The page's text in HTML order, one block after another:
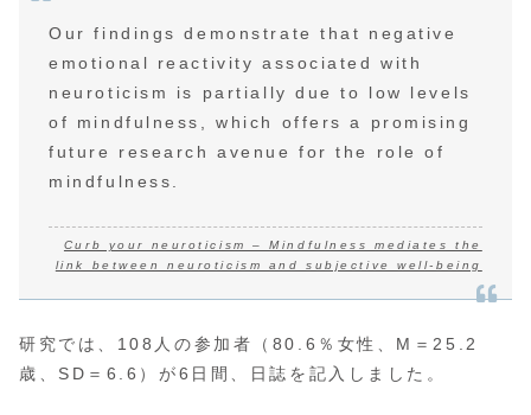
Our findings demonstrate that negative
emotional reactivity associated with
neuroticism is partially due to low levels
of mindfulness, which offers a promising
future research avenue for the role of
mindfulness.
Curb your neuroticism – Mindfulness mediates the
link between neuroticism and subjective well-being
研究では、108人の参加者（80.6％女性、M＝25.2
歳、SD＝6.6）が6日間、日誌を記入しました。